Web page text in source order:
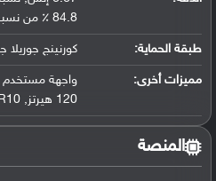
84.8 ٪ من نسبة الإستحواذ على الشاشة)
طبقة الحماية: كورنينج جوريلا
مميزات أخرى:
120 هيرتز, HDR10
المنصة